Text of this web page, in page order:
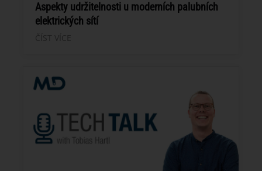
Aspekty udržitelnosti u moderních palubních
elektrických sítí